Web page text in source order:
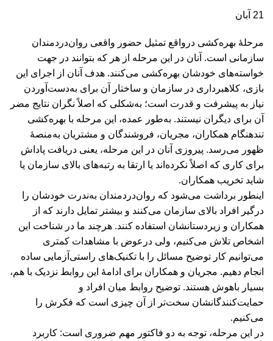
21 آبان
مرحلۀ‌‌ بهره‌کشی درواقع تمثیل حضور واقعی روان‌دردمندان
سازمانی است. آنان در این مرحله از هر که بتوانند‌ در جهت
خواسته‌های خودشان بهره‌کشی می‌کنند. هدف آنان از اجرای این
بازی، کلاهبرداری در سازمان و ساختار آن برای به‌دست‌آوردن
نیاز به پیشرفت و قدرت است؛ به‌شکلی که اصلاً نگران نتایج مضر
آن برای دیگران نیستند. به‌طور عمده، این مرحله با بهره‌کشی
تند‌هنگام همکاران‌، مجریان، فروشندگان و مشتریان به‌منصۀ
ظهور می‌رسد. پیروزی آنان در این مرحله، یعنی دریافت پاداش
برای کاری که اصلاً نکرده‌اند یا ارتقا به رتبه‌های بالای سازمان یا
شاید تخریب همکاران.
اینطور برداشت می‌شود که روان‌دردمندان به‌ندرت خودشان را
درگیر افراد بالای سازمان می‌کنند و بیشتر تمایل دارند که از
همکاران و زیر‌دستانشان استفاده کنند. هرچند ما در شناخت این
اشخاص تلاش می‌کنیم، ولی درعوض با مشاهدات کمتری
می‌توانیم کار توضیح مسائل را با تکنیک‌های راستی‌آزمایی ساده
انجام دهیم. مجریان و همکاران برای ادامۀ‌‌ این روابط نزدیک با هم،
بسیار باهوش هستند. توضیح روابط میان افراد و
حمایت‌کنندگانشان سخت‌تر از آن چیزی ا‌ست که فکرش را
می‌کنیم.
در این مرحله، توجه به دو فاکتور مهم ضروری است: کاربرد